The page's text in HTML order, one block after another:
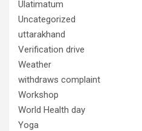
Ulatimatum
Uncategorized
uttarakhand
Verification drive
Weather
withdraws complaint
Workshop
World Health day
Yoga